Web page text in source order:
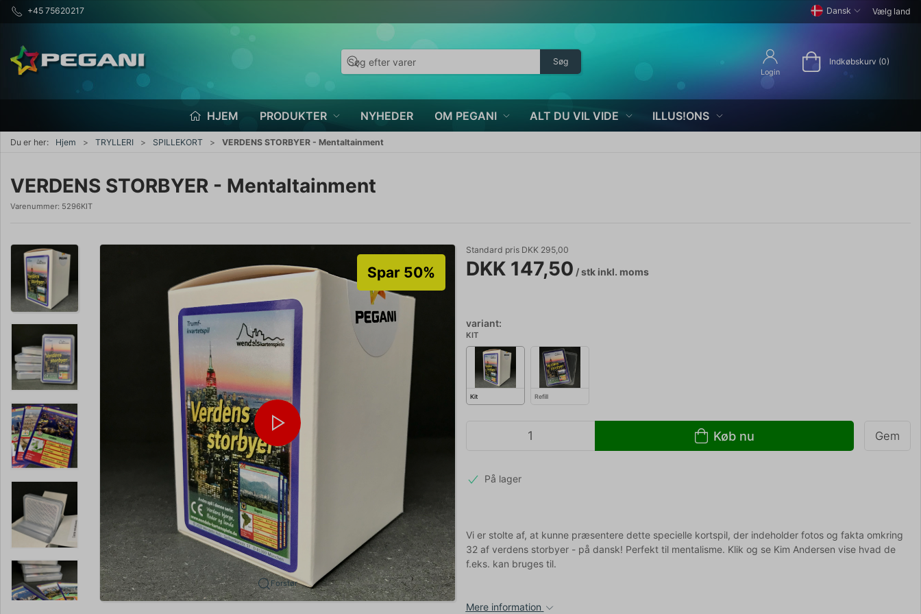
+45 75620217 Dansk Vælg land
Søg
Login
Indkøbskurv (0)
HJEM PRODUKTER NYHEDER OM PEGANI ALT DU VIL VIDE ILLUS!ONS
Du er her: Hjem TRYLLERI SPILLEKORT VERDENS STORBYER - Mentaltainment
VERDENS STORBYER - Mentaltainment
Varenummer: 5296KIT
Forstør
Spar 50%
Standard pris DKK 295,00
DKK 147,50 / stkinkl. moms
variant:
KIT
Kit Refill
Køb nu Gem
På lager
Vi er stolte af, at kunne præsentere dette specielle kortspil, der indeholder fotos og fakta omkring
32 af verdens storbyer - på dansk! Perfekt til mentalisme. Klik og se Kim Andersen vise hvad de
f.eks. kan bruges til.
Mere information